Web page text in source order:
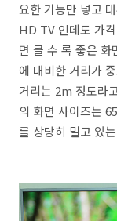
요한 기능만 넣고
HD TV 인데도 가
면 클 수 록 좋은 화
에 대비한 거리가
거리는 2m 정도라
의 화면 사이즈는
를 상당히 밀고 있